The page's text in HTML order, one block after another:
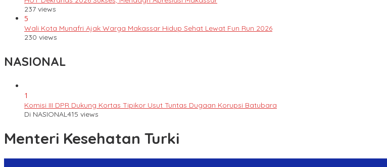
237 views
5
Wali Kota Munafri Ajak Warga Makassar Hidup Sehat Lewat Fun Run 2026
230 views
NASIONAL
1
Komisi III DPR Dukung Kortas Tipikor Usut Tuntas Dugaan Korupsi Batubara
Di NASIONAL415 views
Menteri Kesehatan Turki